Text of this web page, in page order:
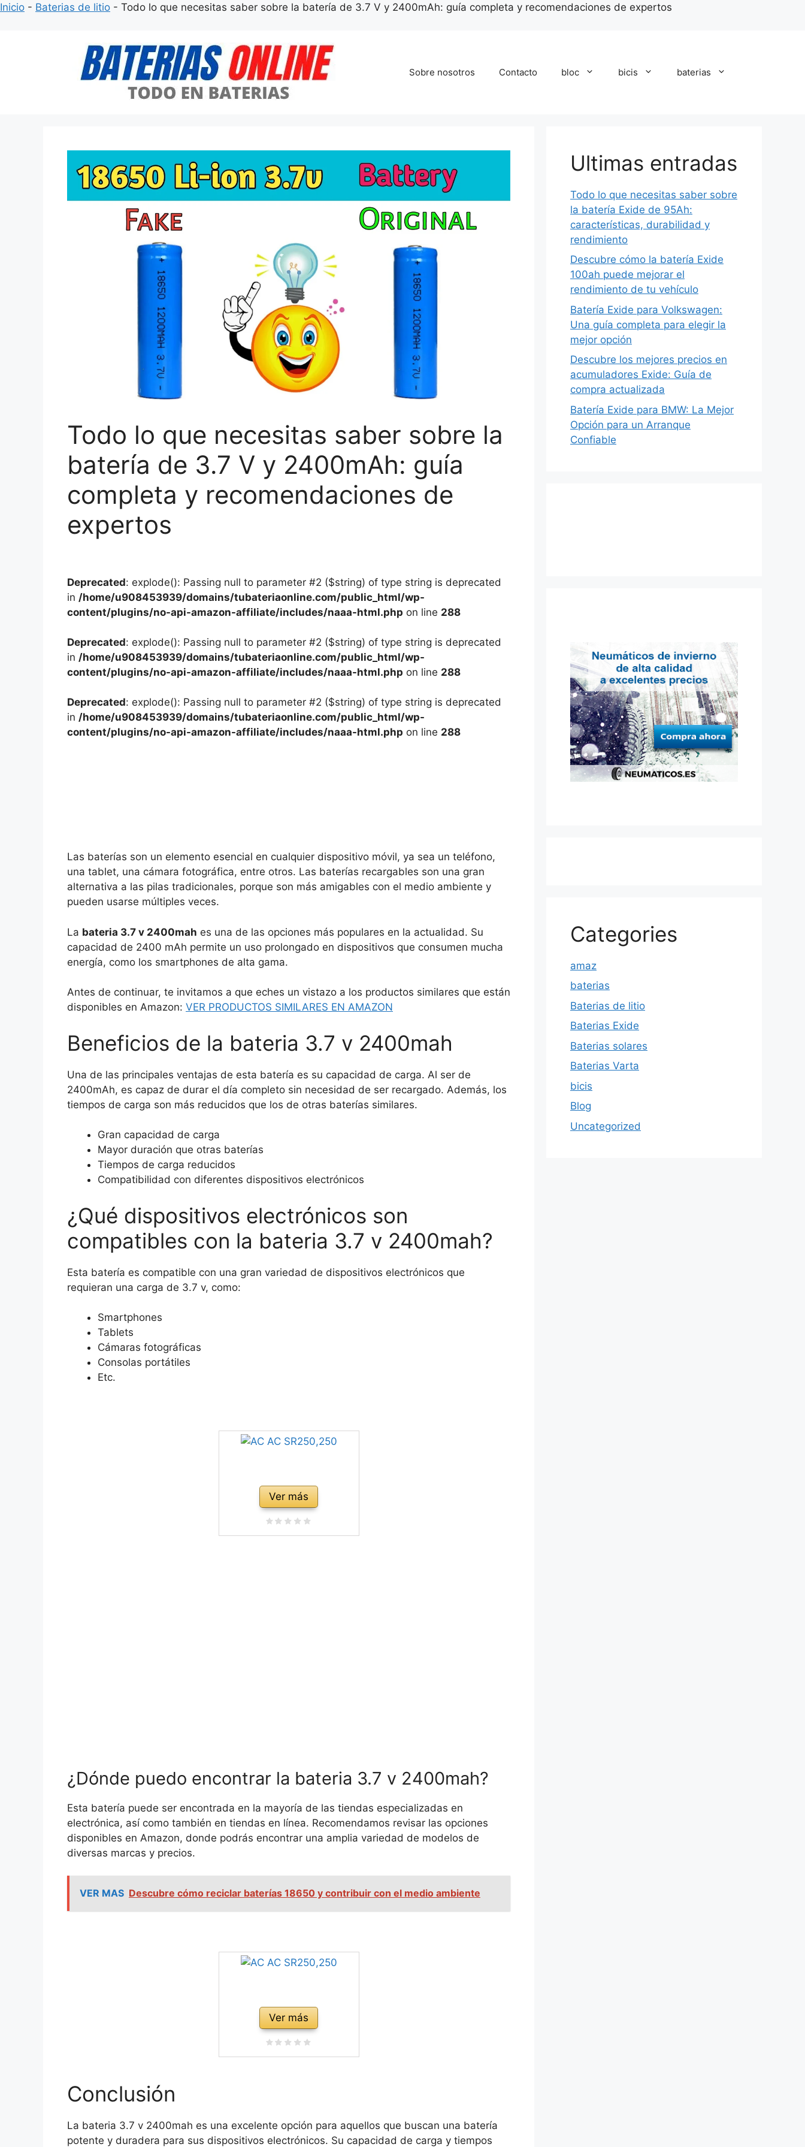
Inicio - Baterias de litio - Todo lo que necesitas saber sobre la batería de 3.7 V y 2400mAh: guía completa y recomendaciones de expertos
Sobre nosotros Contacto bloc bicis baterias
Todo lo que necesitas saber sobre la
batería de 3.7 V y 2400mAh: guía
completa y recomendaciones de
expertos
Deprecated: explode(): Passing null to parameter #2 ($string) of type string is deprecated
in /home/u908453939/domains/tubateriaonline.com/public_html/wp-
content/plugins/no-api-amazon-affiliate/includes/naaa-html.php on line 288
Deprecated: explode(): Passing null to parameter #2 ($string) of type string is deprecated
in /home/u908453939/domains/tubateriaonline.com/public_html/wp-
content/plugins/no-api-amazon-affiliate/includes/naaa-html.php on line 288
Deprecated: explode(): Passing null to parameter #2 ($string) of type string is deprecated
in /home/u908453939/domains/tubateriaonline.com/public_html/wp-
content/plugins/no-api-amazon-affiliate/includes/naaa-html.php on line 288
Las baterías son un elemento esencial en cualquier dispositivo móvil, ya sea un teléfono,
una tablet, una cámara fotográfica, entre otros. Las baterías recargables son una gran
alternativa a las pilas tradicionales, porque son más amigables con el medio ambiente y
pueden usarse múltiples veces.
La bateria 3.7 v 2400mah es una de las opciones más populares en la actualidad. Su
capacidad de 2400 mAh permite un uso prolongado en dispositivos que consumen mucha
energía, como los smartphones de alta gama.
Antes de continuar, te invitamos a que eches un vistazo a los productos similares que están
disponibles en Amazon: VER PRODUCTOS SIMILARES EN AMAZON
Beneficios de la bateria 3.7 v 2400mah
Una de las principales ventajas de esta batería es su capacidad de carga. Al ser de
2400mAh, es capaz de durar el día completo sin necesidad de ser recargado. Además, los
tiempos de carga son más reducidos que los de otras baterías similares.
Gran capacidad de carga
Mayor duración que otras baterías
Tiempos de carga reducidos
Compatibilidad con diferentes dispositivos electrónicos
¿Qué dispositivos electrónicos son
compatibles con la bateria 3.7 v 2400mah?
Esta batería es compatible con una gran variedad de dispositivos electrónicos que
requieran una carga de 3.7 v, como:
Smartphones
Tablets
Cámaras fotográficas
Consolas portátiles
Etc.
Ver más
¿Dónde puedo encontrar la bateria 3.7 v 2400mah?
Esta batería puede ser encontrada en la mayoría de las tiendas especializadas en
electrónica, así como también en tiendas en línea. Recomendamos revisar las opciones
disponibles en Amazon, donde podrás encontrar una amplia variedad de modelos de
diversas marcas y precios.
VER MAS Descubre cómo reciclar baterías 18650 y contribuir con el medio ambiente
Ver más
Conclusión
La bateria 3.7 v 2400mah es una excelente opción para aquellos que buscan una batería
potente y duradera para sus dispositivos electrónicos. Su capacidad de carga y tiempos
Ultimas entradas
Todo lo que necesitas saber sobre
la batería Exide de 95Ah:
características, durabilidad y
rendimiento
Descubre cómo la batería Exide
100ah puede mejorar el
rendimiento de tu vehículo
Batería Exide para Volkswagen:
Una guía completa para elegir la
mejor opción
Descubre los mejores precios en
acumuladores Exide: Guía de
compra actualizada
Batería Exide para BMW: La Mejor
Opción para un Arranque
Confiable
Categories
amaz
baterias
Baterias de litio
Baterias Exide
Baterias solares
Baterias Varta
bicis
Blog
Uncategorized